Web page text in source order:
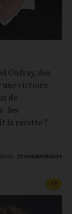
Onfray, des
une victoire
de
: les
la recette ?
72commentaires
FP